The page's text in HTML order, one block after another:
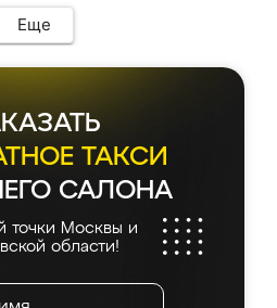
на свое место без
Качеством осталась
так, как и ожидала.
Еще
ТАКСИ
САЛОНА
точки Москвы и
области!